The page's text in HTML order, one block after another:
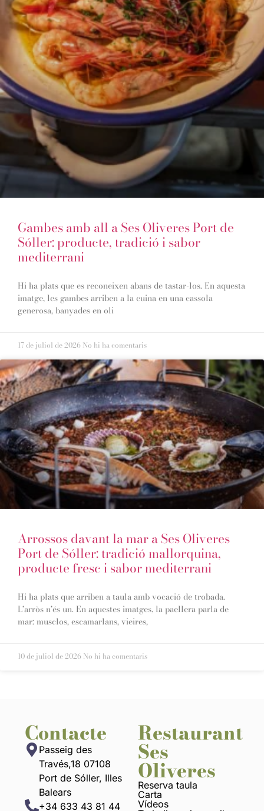
Gambes amb all a Ses Oliveres Port de
Sóller: producte, tradició i sabor
mediterrani
Hi ha plats que es reconeixen abans de tastar-los. En aquesta
imatge, les gambes arriben a la cuina en una cassola
generosa, banyades en oli
17 de juliol de 2026 No hi ha comentaris
Arrossos davant la mar a Ses Oliveres
Port de Sóller: tradició mallorquina,
producte fresc i sabor mediterrani
Hi ha plats que arriben a taula amb vocació de trobada.
L’arròs n’és un. En aquestes imatges, la paellera parla de
mar: musclos, escamarlans, vieires,
10 de juliol de 2026 No hi ha comentaris
Contacte
Passeig des
Través,18 07108
Port de Sóller, Illes
Balears
+34 633 43 81 44
Restaurant
Ses
Oliveres
Reserva taula
Carta
Vídeos